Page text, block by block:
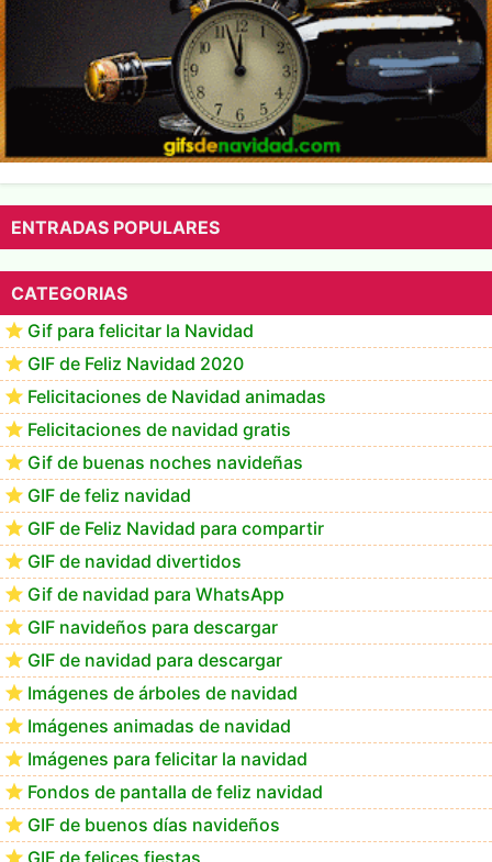
ENTRADAS POPULARES
CATEGORIAS
Gif para felicitar la Navidad
GIF de Feliz Navidad 2020
Felicitaciones de Navidad animadas
Felicitaciones de navidad gratis
Gif de buenas noches navideñas
GIF de feliz navidad
GIF de Feliz Navidad para compartir
GIF de navidad divertidos
Gif de navidad para WhatsApp
GIF navideños para descargar
GIF de navidad para descargar
Imágenes de árboles de navidad
Imágenes animadas de navidad
Imágenes para felicitar la navidad